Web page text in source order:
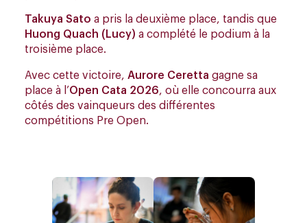
Takuya Sato a pris la deuxième place, tandis que
Huong Quach (Lucy) a complété le podium à la
troisième place.
Avec cette victoire, Aurore Ceretta gagne sa
place à l’Open Cata 2026, où elle concourra aux
côtés des vainqueurs des différentes
compétitions Pre Open.